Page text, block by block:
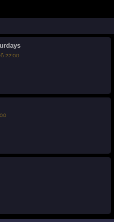
22:00